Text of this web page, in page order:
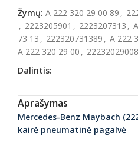
Žymų: A 222 320 29 00 89 ,
, 2223205901 , 2223207313 ,
73 13 , 222320731389 , A 222
A 222 320 29 00 ,
Dalintis:
Aprašymas
Mercedes-Benz Maybach
kairė pneumatinė pagalvė